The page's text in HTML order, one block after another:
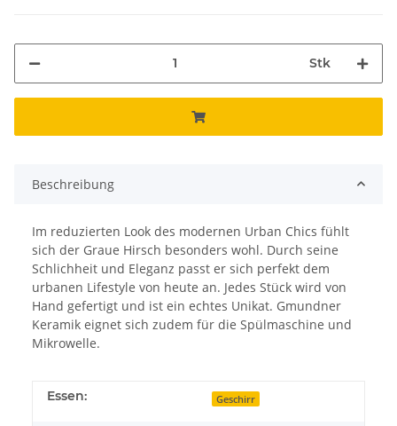
Stk
Beschreibung
Im reduzierten Look des modernen Urban Chics fühlt
sich der Graue Hirsch besonders wohl. Durch seine
Schlichheit und Eleganz passt er sich perfekt dem
urbanen Lifestyle von heute an. Jedes Stück wird von
Hand gefertigt und ist ein echtes Unikat. Gmundner
Keramik eignet sich zudem für die Spülmaschine und
Mikrowelle.
Essen: Geschirr